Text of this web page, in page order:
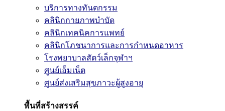
บริการทางทันตกรรม
คลินิกกายภาพบำบัด
คลินิกเทคนิคการแพทย์
คลินิกโภชนาการและการกำหนดอาหาร
โรงพยาบาลสัตว์เล็กจุฬาฯ
ศูนย์เอ็มเน็ต
ศูนย์ส่งเสริมสุขภาวะผู้สูงอายุ
พื้นที่สร้างสรรค์